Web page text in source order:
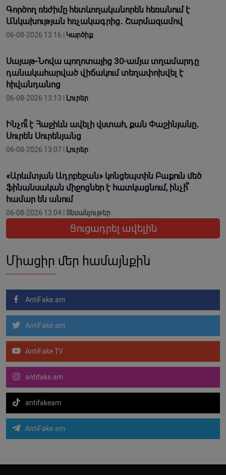
Գործող ռեժիմը հետևողականորեն հեռանում է
Անկախության հռչակագրից․ Շարմազամով
06-08-2026 13:16 | Կարծիք
Սայաթ-Նովա պողոտայից 30-ամյա տղամարդը
դանակահարված վիճակում տեղափոխվել է
հիվանդանոց
06-08-2026 13:13 | Լուրեր
Ինչո՞ւ է Հաջիևն ավելի վստահ, քան Փաշինյանը․
Սուրեն Սուրենյանց
06-08-2026 13:07 | Լուրեր
«Արևմտյան Ադրբեջան» կոնցեպտին Բաքուն մեծ
ֆինանսական միջոցներ է հատկացնում, ինչի՞
համար են անում
06-08-2026 13:04 | Տեսանյութեր
Ցուցադրել ավելին
Միացիր մեր համայնքին
AntiFake.am
AntiFake.am
AntiFake TV
antifake.am
antifakeam
AntiFake.am